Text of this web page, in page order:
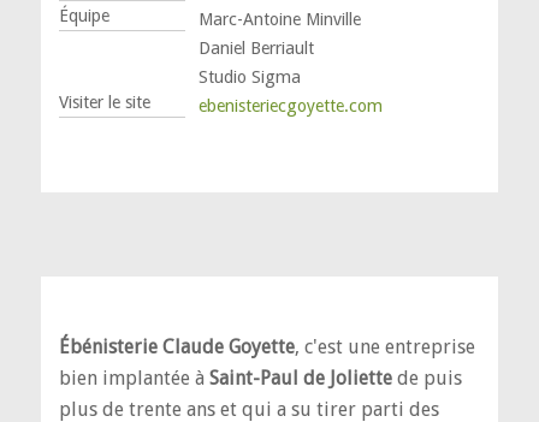
Équipe
Marc-Antoine Minville
Daniel Berriault
Studio Sigma
Visiter le site
ebenisteriecgoyette.com
Ébénisterie Claude Goyette, c'est une entreprise
bien implantée à Saint-Paul de Joliettede puis
plus de trente ans et qui a su tirer parti des